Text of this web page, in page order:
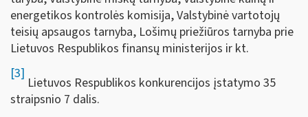
energetikos kontrolės komisija, Valstybinė vartotojų
teisių apsaugos tarnyba, Lošimų priežiūros tarnyba prie
Lietuvos Respublikos finansų ministerijos ir kt.
[3]
Lietuvos Respublikos konkurencijos įstatymo 35
straipsnio 7 dalis.